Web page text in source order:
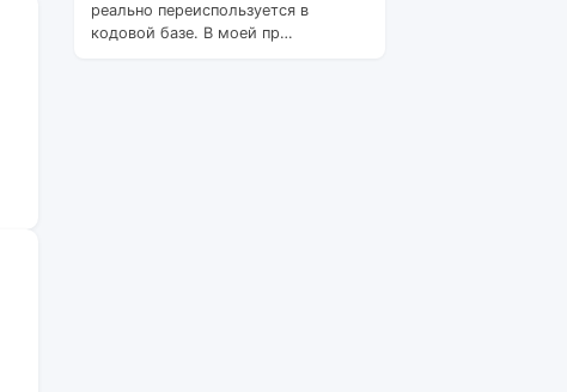
реально переиспользуется в
кодовой базе. В моей пр…